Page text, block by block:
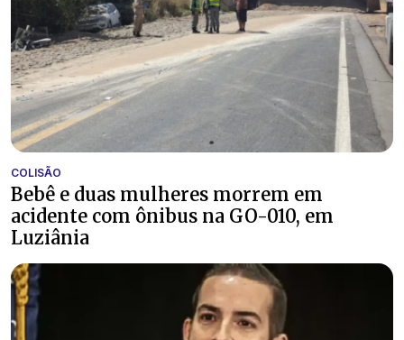
COLISÃO
Bebê e duas mulheres morrem em
acidente com ônibus na GO-010, em
Luziânia